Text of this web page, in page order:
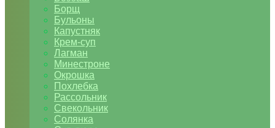
Борщ
Бульоны
Капустняк
Крем-суп
Лагман
Минестроне
Окрошка
Похлебка
Рассольник
Свекольник
Солянка